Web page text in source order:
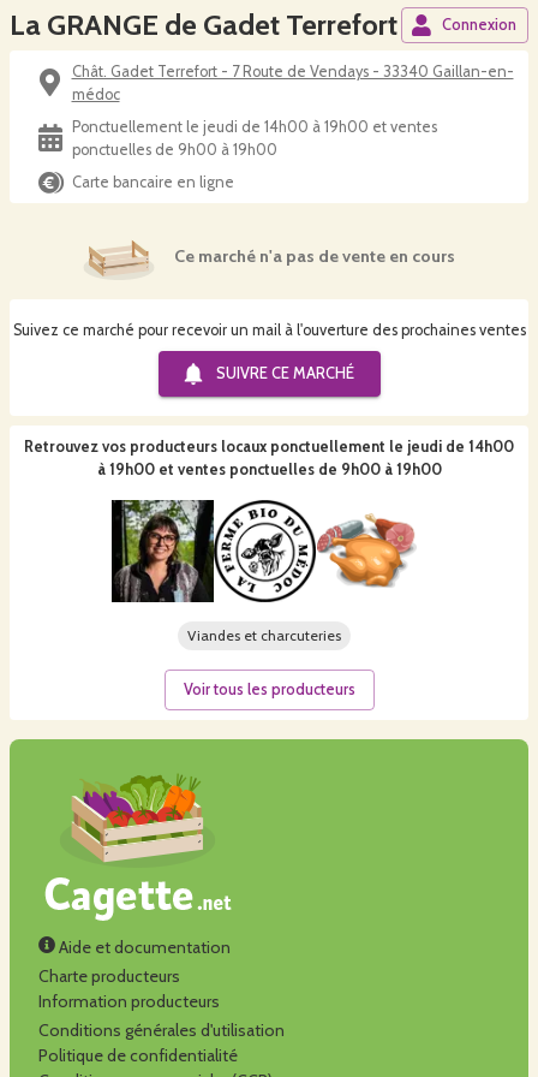
La GRANGE de Gadet Terrefort Connexion
Chât. Gadet Terrefort - 7 Route de Vendays - 33340 Gaillan-en-
médoc
Ponctuellement le jeudi de 14h00 à 19h00 et ventes
ponctuelles de 9h00 à 19h00
Carte bancaire en ligne
Ce marché n'a pas de vente en cours
Suivez ce marché pour recevoir un mail à l'ouverture des prochaines ventes
SUIVRE CE MARCHÉ
Retrouvez vos producteurs locaux ponctuellement le jeudi de 14h00
à 19h00 et ventes ponctuelles de 9h00 à 19h00
Viandes et charcuteries
Voir tous les producteurs
Aide et documentation
Charte producteurs
Information producteurs
Conditions générales d'utilisation
Politique de confidentialité